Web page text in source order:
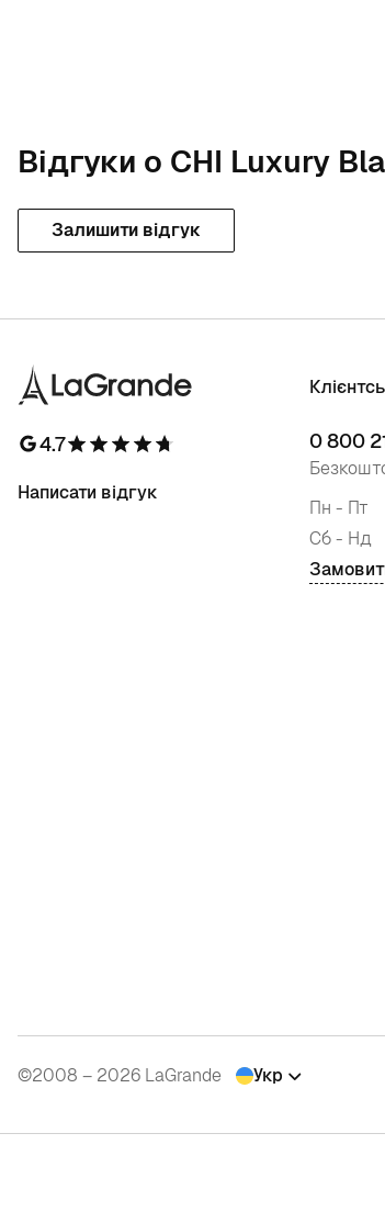
Відгуки о CHI Luxury
Залишити відгук
4.7
Написати відгук
0 800
Пн - Пт
Сб - Нд
©2008 – 2026 LaGrande Укр